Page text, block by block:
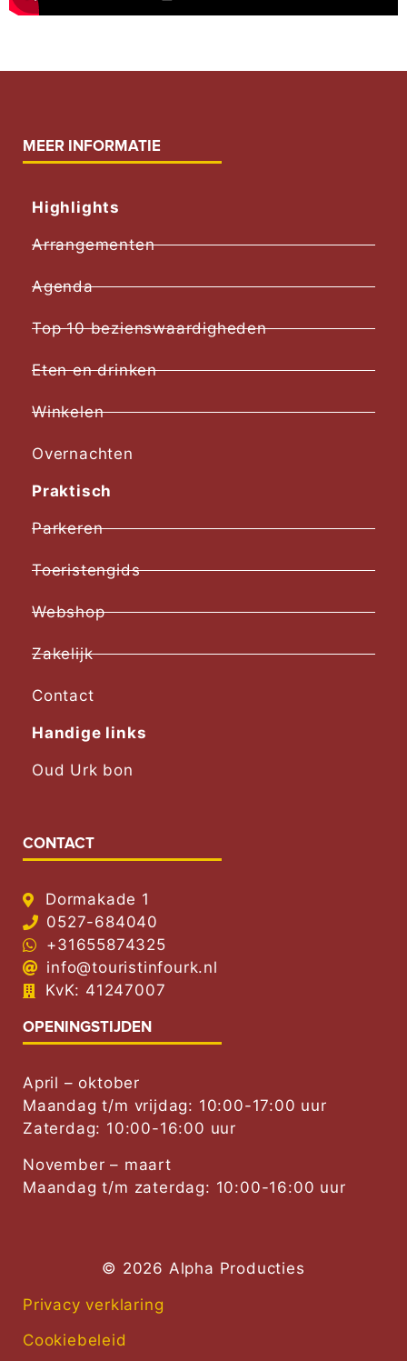
MEER INFORMATIE
Highlights
Arrangementen
Agenda
Top 10 bezienswaardigheden
Eten en drinken
Winkelen
Overnachten
Praktisch
Parkeren
Toeristengids
Webshop
Zakelijk
Contact
Handige links
Oud Urk bon
CONTACT
Dormakade 1
0527-684040
+31655874325
info@touristinfourk.nl
KvK: 41247007
OPENINGSTIJDEN
April – oktober
Maandag t/m vrijdag: 10:00-17:00 uur
Zaterdag: 10:00-16:00 uur
November – maart
Maandag t/m zaterdag: 10:00-16:00 uur
© 2026 Alpha Producties
Privacy verklaring
Cookiebeleid